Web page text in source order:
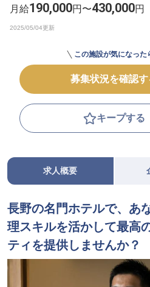
月給190,000円〜430,000円
この施設が気になった
募集状況を確認す
キープする
求人概要
長野の名門ホテルで、あ
理スキルを活かして最高
ティを提供しませんか？